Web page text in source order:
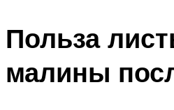
Польза
малины